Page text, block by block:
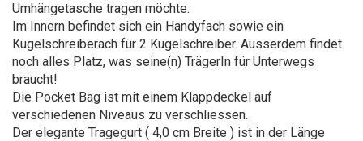
Umhängetasche tragen möchte.
Im Innern befindet sich ein Handyfach sowie ein
Kugelschreiberach für 2 Kugelschreiber. Ausserdem findet
noch alles Platz, was seine(n) TrägerIn für Unterwegs
braucht!
Die Pocket Bag ist mit einem Klappdeckel auf
verschiedenen Niveaus zu verschliessen.
Der elegante Tragegurt ( 4,0 cm Breite ) ist in der Länge